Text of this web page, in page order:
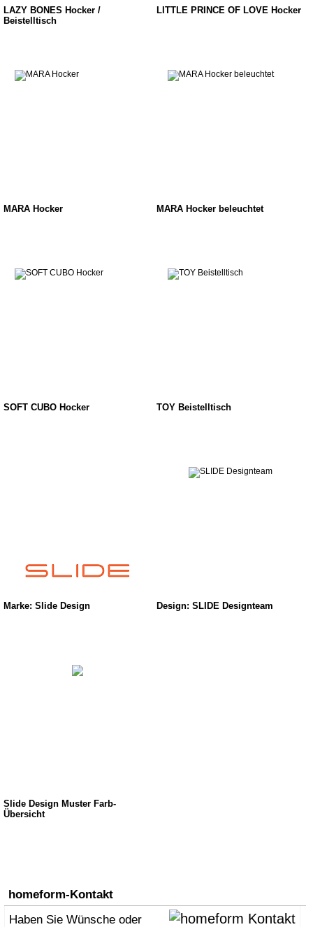
LAZY BONES Hocker /
Beistelltisch
LITTLE PRINCE OF LOVE Hocker
MARA Hocker MARA Hocker beleuchtet
SOFT CUBO Hocker TOY Beistelltisch
Marke: Slide Design Design: SLIDE Designteam
Slide Design Muster Farb-
Übersicht
homeform-Kontakt
Haben Sie Wünsche oder